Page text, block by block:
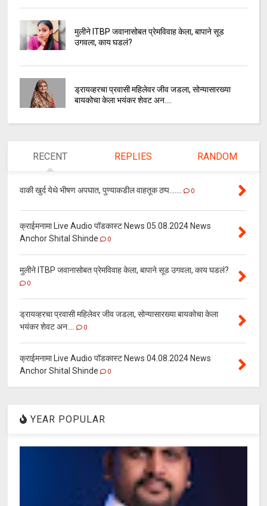
मुलीने ITBP जवानासोबत प्रेमविवाह केला, बापाने सूड
उगवला, काय घडलं?
ड्रायव्हरचा प्रवासी महिलेवर जीव जडला, सोन्यासारख्या
बायकोचा केला भयंकर शेवट अन....
RECENT REPLIES RANDOM
वाकी खुर्द येथे भीषण अपघात, पुण्याकडील वाहतूक ठप्प....... 0
क्राईमनामा Live Audio पॉडकास्ट News 05.08.2024 News
Anchor Shital Shinde
0
मुलीने ITBP जवानासोबत प्रेमविवाह केला, बापाने सूड उगवला, काय घडलं?
0
ड्रायव्हरचा प्रवासी महिलेवर जीव जडला, सोन्यासारख्या बायकोचा केला
भयंकर शेवट अन....
0
क्राईमनामा Live Audio पॉडकास्ट News 04.08.2024 News
Anchor Shital Shinde
0
YEAR POPULAR